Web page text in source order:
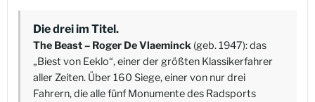
Die drei im Titel.
The Beast – Roger De Vlaeminck (geb. 1947): das
„Biest von Eeklo“, einer der größten Klassikerfahrer
aller Zeiten. Über 160 Siege, einer von nur drei
Fahrern, die alle fünf Monumente des Radsports